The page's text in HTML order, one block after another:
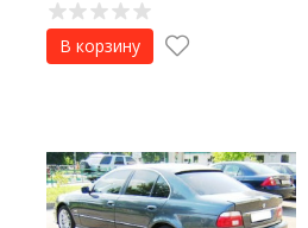
В корзину